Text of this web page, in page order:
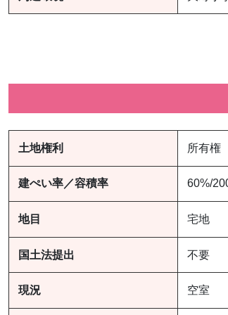
土地権利 所有権
建ぺい率／容積率 60%/
地目 宅地
国土法提出 不要
現況 空室